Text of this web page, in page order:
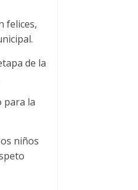
felices,
de la
para la
niños